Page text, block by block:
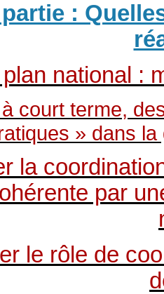
:
national :
court terme,
» dans
la
par
le rôle de